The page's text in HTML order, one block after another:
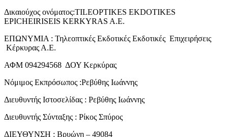
Δικαιούχος ονόματος:TILEOPTIKES EKDOTIKES
EPICHEIRISEIS KERKYRAS A.E.
ΕΠΩΝΥΜΙΑ : Τηλεοπτικές Εκδοτικές Εκδοτικές Επιχειρήσεις
Κέρκυρας Α.Ε.
ΑΦΜ 094294568 ΔΟΥ Κερκύρας
Νόμιμος Εκπρόσωπος :Ρεβύθης Ιωάννης
Διευθυντής Ιστοσελίδας : Ρεβύθης Ιωάννης
Διευθυντής Σύνταξης : Ρίκος Σπύρος
ΔΙΕΥΘΥΝΣΗ : Βρυώνη – 49084